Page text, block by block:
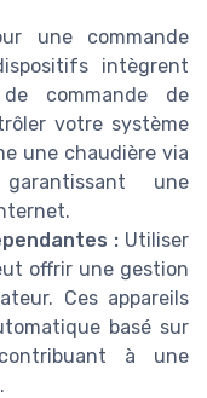
une commande
intègrent
commande de
votre système
une chaudière via
une
: Utiliser
offrir une gestion
Ces appareils
basé sur
à une